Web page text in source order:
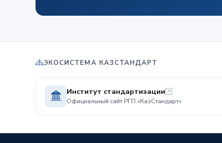
ЭКОСИСТЕМА КАЗСТАНДАРТ
Институт стандартизации
Официальный сайт РГП «КазСтандарт»